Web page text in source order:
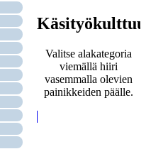
Valitse alakategoria
viemällä hiiri
vasemmalla olevien
painikkeiden päälle.